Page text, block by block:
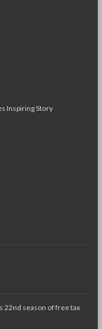
Inspiring Story
22nd season of free tax